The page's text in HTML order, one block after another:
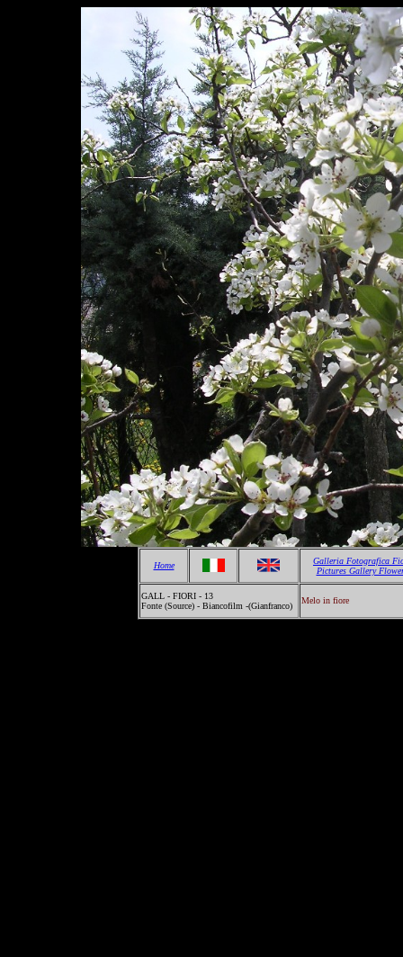
Home
Galleria Fotografica
Pictures Gallery
GALL - FIORI - 13
Fonte (Source) - Biancofilm -(Gianfranco)
Melo in fiore